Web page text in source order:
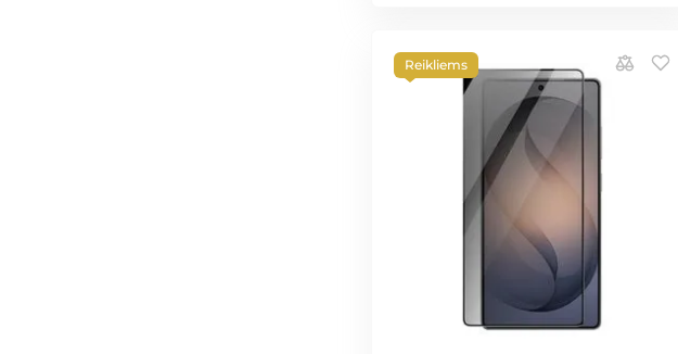
Reikliems